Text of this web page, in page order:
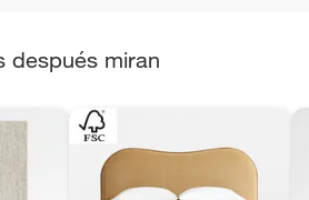
categorías que cuentan con
por
Falabella, Tottus y otros
mezclas de hormigón, morteros, yeso
después miran